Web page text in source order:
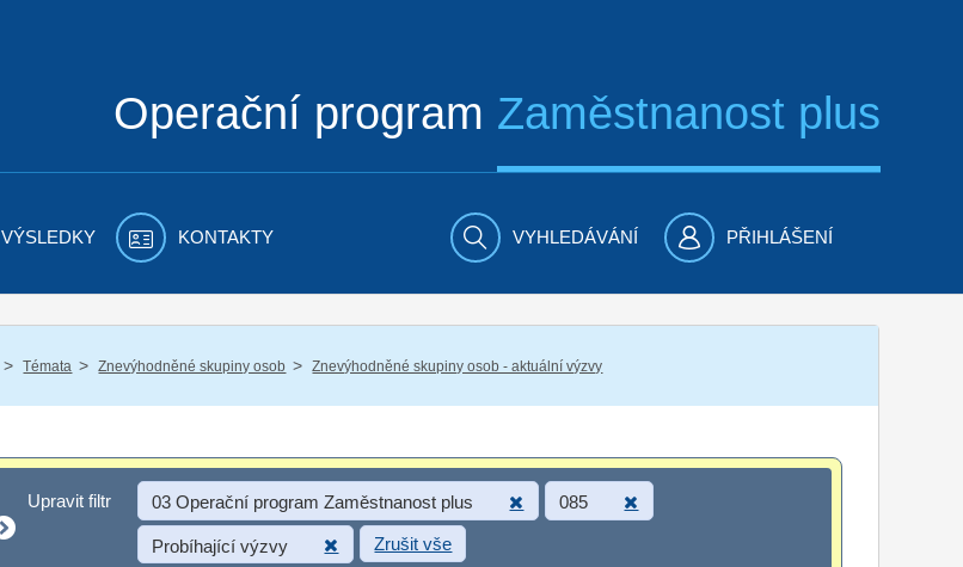
Operační program Zaměstnanost plus
VÝSLEDKY KONTAKTY VYHLEDÁVÁNÍ PŘIHLÁŠENÍ
/ Témata / Znevýhodněné skupiny osob / Znevýhodněné skupiny osob - aktuální výzvy
Upravit filtr
Upravit filtr 03 Operační program Zaměstnanost plus 085
Probíhající výzvy Zrušit vše